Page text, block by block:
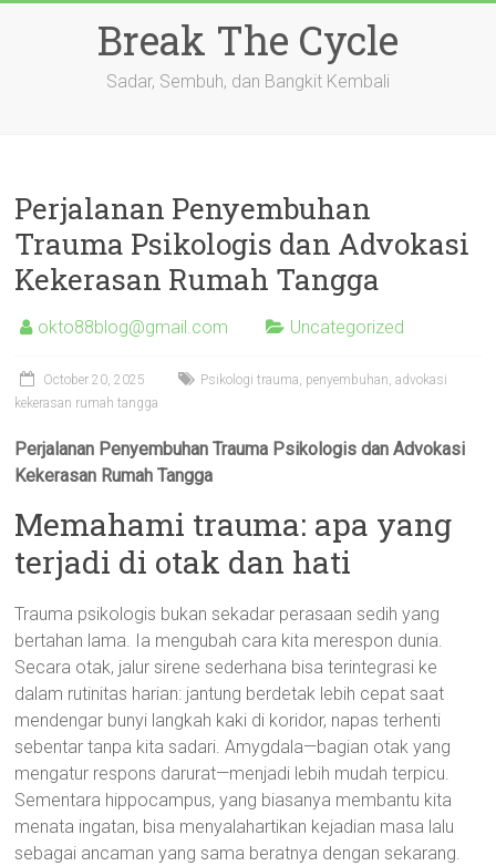
Break The Cycle
Sadar, Sembuh, dan Bangkit Kembali
Perjalanan Penyembuhan
Trauma Psikologis dan Advokasi
Kekerasan Rumah Tangga
okto88blog@gmail.com Uncategorized
October 20, 2025
Psikologi trauma, penyembuhan, advokasi
kekerasan rumah tangga
Perjalanan Penyembuhan Trauma Psikologis dan Advokasi
Kekerasan Rumah Tangga
Memahami trauma: apa yang
terjadi di otak dan hati
Trauma psikologis bukan sekadar perasaan sedih yang
bertahan lama. Ia mengubah cara kita merespon dunia.
Secara otak, jalur sirene sederhana bisa terintegrasi ke
dalam rutinitas harian: jantung berdetak lebih cepat saat
mendengar bunyi langkah kaki di koridor, napas terhenti
sebentar tanpa kita sadari. Amygdala—bagian otak yang
mengatur respons darurat—menjadi lebih mudah terpicu.
Sementara hippocampus, yang biasanya membantu kita
menata ingatan, bisa menyalahartikan kejadian masa lalu
sebagai ancaman yang sama beratnya dengan sekarang.